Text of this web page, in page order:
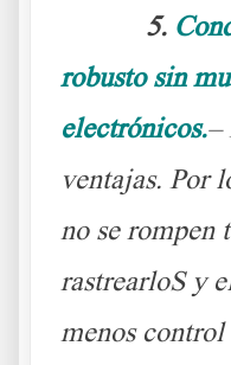
5.
robusto sin
electrónicos.–
ventajas. Por
no se rompen
rastrearloS y
menos control